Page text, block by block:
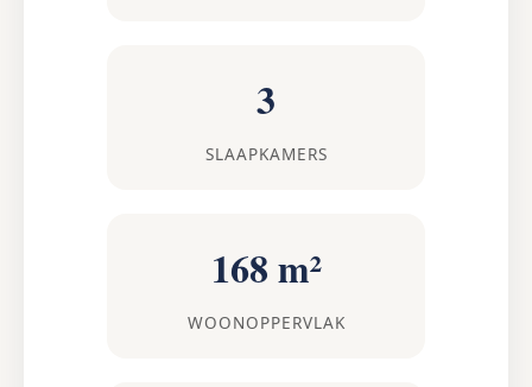
3
SLAAPKAMERS
168 m²
WOONOPPERVLAK